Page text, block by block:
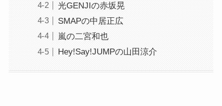
光GENJIの赤坂晃
SMAPの中居正広
嵐の二宮和也
Hey!Say!JUMPの山田涼介